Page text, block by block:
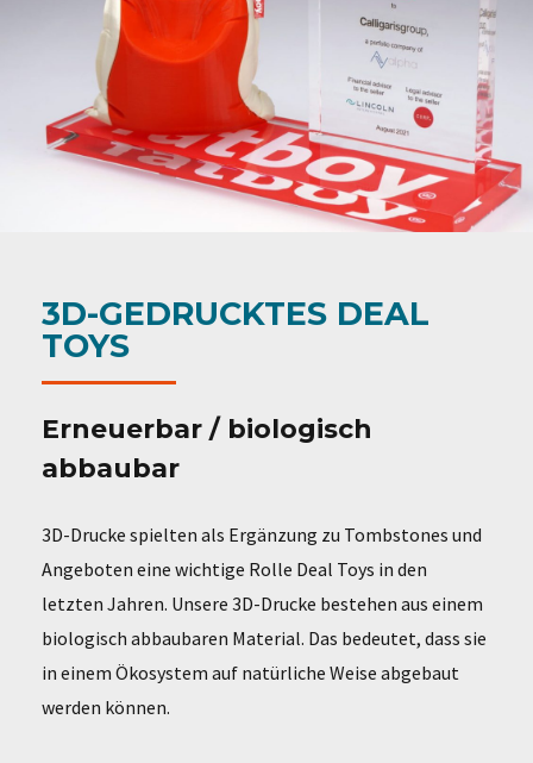
3D-GEDRUCKTES DEAL
TOYS
Erneuerbar / biologisch
abbaubar
3D-Drucke spielten als Ergänzung zu Tombstones und
Angeboten eine wichtige Rolle Deal Toys in den
letzten Jahren. Unsere 3D-Drucke bestehen aus einem
biologisch abbaubaren Material. Das bedeutet, dass sie
in einem Ökosystem auf natürliche Weise abgebaut
werden können.